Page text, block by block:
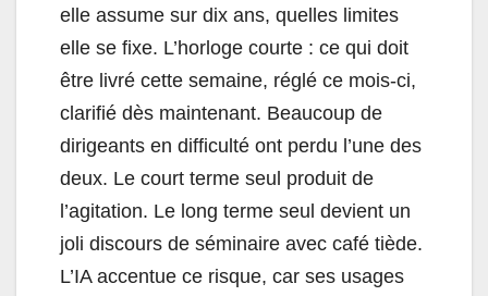
elle assume sur dix ans, quelles limites
elle se fixe. L’horloge courte : ce qui doit
être livré cette semaine, réglé ce mois-ci,
clarifié dès maintenant. Beaucoup de
dirigeants en difficulté ont perdu l’une des
deux. Le court terme seul produit de
l’agitation. Le long terme seul devient un
joli discours de séminaire avec café tiède.
L’IA accentue ce risque, car ses usages